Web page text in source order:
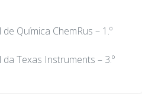
Química ChemRus – 1.º
Texas Instruments – 3.º